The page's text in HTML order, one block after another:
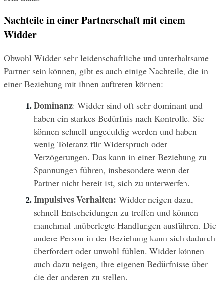
Nachteile in einer Partnerschaft mit einem
Widder
Obwohl Widder sehr leidenschaftliche und unterhaltsame
Partner sein können, gibt es auch einige Nachteile, die in
einer Beziehung mit ihnen auftreten können:
Dominanz: Widder sind oft sehr dominant und
haben ein starkes Bedürfnis nach Kontrolle. Sie
können schnell ungeduldig werden und haben
wenig Toleranz für Widerspruch oder
Verzögerungen. Das kann in einer Beziehung zu
Spannungen führen, insbesondere wenn der
Partner nicht bereit ist, sich zu unterwerfen.
Impulsives Verhalten: Widder neigen dazu,
schnell Entscheidungen zu treffen und können
manchmal unüberlegte Handlungen ausführen. Die
andere Person in der Beziehung kann sich dadurch
überfordert oder unwohl fühlen. Widder können
auch dazu neigen, ihre eigenen Bedürfnisse über
die der anderen zu stellen.